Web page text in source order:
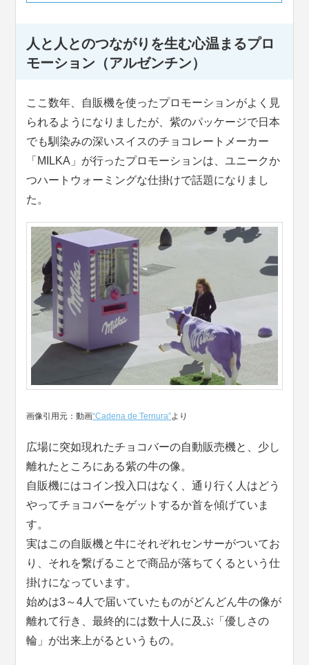
人と人とのつながりを生む心温まるプロ
モーション（アルゼンチン）
ここ数年、自販機を使ったプロモーションがよく見
られるようになりましたが、紫のパッケージで日本
でも馴染みの深いスイスのチョコレートメーカー
「MILKA」が行ったプロモーションは、ユニークか
つハートウォーミングな仕掛けで話題になりまし
た。
画像引用元：動画“Cadena de Ternura”より
広場に突如現れたチョコバーの自動販売機と、少し
離れたところにある紫の牛の像。
自販機にはコイン投入口はなく、通り行く人はどう
やってチョコバーをゲットするか首を傾げていま
す。
実はこの自販機と牛にそれぞれセンサーがついてお
り、それを繋げることで商品が落ちてくるという仕
掛けになっています。
始めは3～4人で届いていたものがどんどん牛の像が
離れて行き、最終的には数十人に及ぶ「優しさの
輪」が出来上がるというもの。